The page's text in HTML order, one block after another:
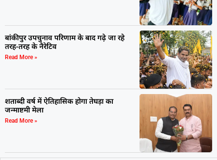
बांकीपुर उपचुनाव परिणाम के बाद गढ़े जा रहे
तरह-तरह के नैरेटिव
Read More »
शताब्दी वर्ष में ऐतिहासिक होगा तेघड़ा का
जन्माष्टमी मेला
Read More »